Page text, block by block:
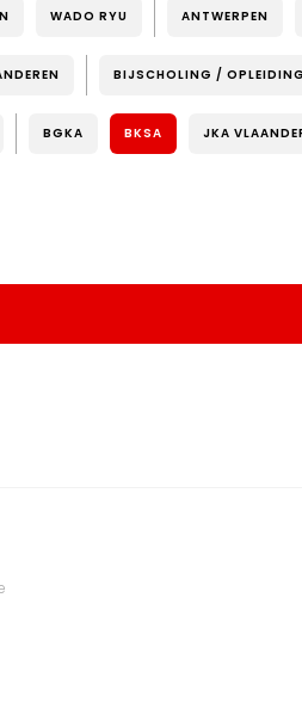
WADO RYU ANTWERPEN
BIJSCHOLING / OPLEIDING
BGKA BKSA JKA